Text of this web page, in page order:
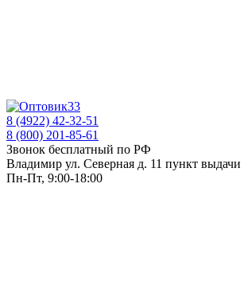
8 (4922) 42-32-51
8 (800) 201-85-61
Звонок бесплатный по РФ
Владимир ул. Северная д. 11 пункт выдачи
Пн-Пт, 9:00-18:00